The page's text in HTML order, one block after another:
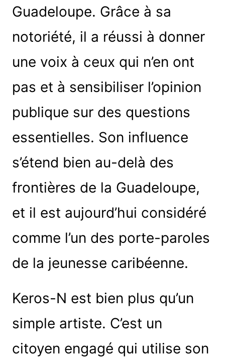
Guadeloupe. Grâce à sa
notoriété, il a réussi à donner
une voix à ceux qui n’en ont
pas et à sensibiliser l’opinion
publique sur des questions
essentielles. Son influence
s’étend bien au-delà des
frontières de la Guadeloupe,
et il est aujourd’hui considéré
comme l’un des porte-paroles
de la jeunesse caribéenne.
Keros-N est bien plus qu’un
simple artiste. C’est un
citoyen engagé qui utilise son